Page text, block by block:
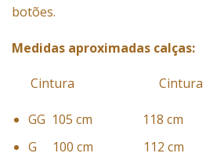
botões.
Medidas aproximadas calças:
Cintura Cintura há
GG 105 cm 118
G 100 cm 112